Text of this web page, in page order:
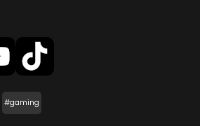
#gaming